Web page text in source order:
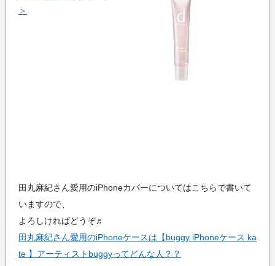
＞
田丸麻紀さん愛用のiPhoneカバーについてはこちらで書いて
いますので、
よろしければどうぞ♬
田丸麻紀さん愛用のiPhoneケースは【buggy iPhoneケース ka
te 】アーティストbuggyってどんな人？？